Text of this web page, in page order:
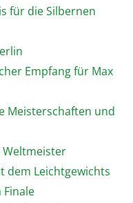
für die Silbernen
Empfang für Max
Meisterschaften und
Weltmeister
dem Leichtgewichts